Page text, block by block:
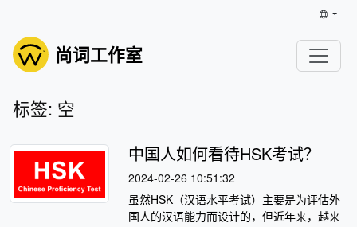
尚词工作室
标签: 空
中国人如何看待HSK考试？
2024-02-26 10:51:32
虽然HSK（汉语水平考试）主要是为评估外
国人的汉语能力而设计的，但近年来，越来